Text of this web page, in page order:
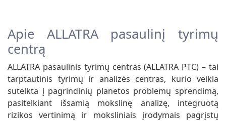
Apie ALLATRA pasaulinį tyrimų
centrą
ALLATRA pasaulinis tyrimų centras (ALLATRA PTC) – tai
tarptautinis tyrimų ir analizės centras, kurio veikla
sutelkta į pagrindinių planetos problemų sprendimą,
pasitelkiant išsamią mokslinę analizę, integruotą
rizikos vertinimą ir moksliniais įrodymais pagrįstų